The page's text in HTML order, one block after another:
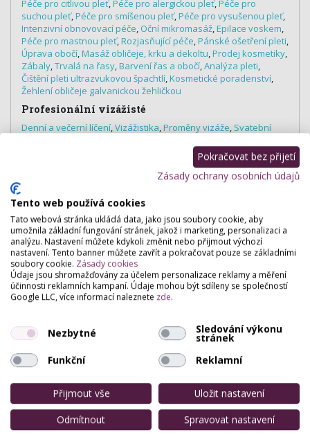
Péče pro citlivou pleť,Péče pro alergickou pleť,Péče pro
suchou pleť,Péče pro smíšenou pleť,Péče pro vysušenou pleť,
Intenzivní obnovovací péče, Oční mikromasáž,Epilace voskem,
Péče pro mastnou pleť,Rozjasňující péče,Pánské ošetření pleti,
Úprava obočí,Masáž obličeje, krku a dekoltu,Prodej kosmetiky,
Zábaly,Trvalá na řasy,Barvení řas a obočí,Analýza pleti,
Čištění pleti ultrazvukovou špachtlí,Kosmetické poradenství,
Žehlení obličeje galvanickou žehličkou
Profesionální vizážisté
Denní a večerní líčení,Vizážistika,Proměny vizáže,Svatební
Korekce jizev Léčba akné Laserová gelová maska
Hodnocení salónu
Zatím zde není žádné hodnocení.
Pokračovat bez přijetí
Zásady ochrany osobních údajů
Tento web používá cookies
Tato webová stránka ukládá data, jako jsou soubory cookie, aby
umožnila základní fungování stránek, jakož i marketing, personalizaci a
analýzu. Nastavení můžete kdykoli změnit nebo přijmout výchozí
nastavení. Tento banner můžete zavřít a pokračovat pouze se základními
soubory cookie. Zásady cookies
Údaje jsou shromažďovány za účelem personalizace reklamy a měření
účinnosti reklamních kampaní. Údaje mohou být sdíleny se společností
Google LLC, více informací naleznete zde.
Nezbytné Sledování výkonu
stránek
Funkční
Reklamní
Přijmout vše
Uložit nastavení
Odmítnout
Spravovat nastavení